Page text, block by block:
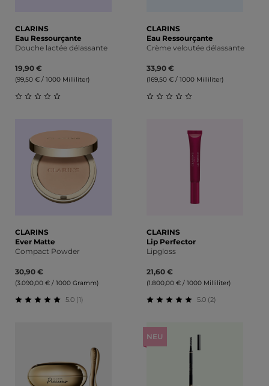
CLARINS
Eau Ressourçante
Douche lactée délassante
19,90 €
(99,50 € / 1000 Milliliter)
CLARINS
Eau Ressourçante
Crème veloutée délassante
33,90 €
(169,50 € / 1000 Milliliter)
CLARINS
Ever Matte
Compact Powder
30,90 €
(3.090,00 € / 1000 Gramm)
5.0 (1)
CLARINS
Lip Perfector
Lipgloss
21,60 €
(1.800,00 € / 1000 Milliliter)
5.0 (2)
NEU